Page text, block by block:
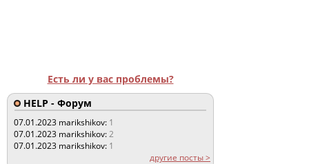
Есть ли у вас проблемы?
HELP - Форум
07.01.2023 marikshikov: 1
07.01.2023 marikshikov:2
07.01.2023 marikshikov: 1
другие посты >